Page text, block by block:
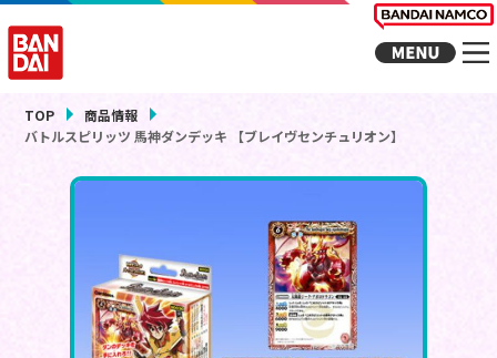
TOP
商品情報
バトルスピリッツ 馬神ダンデッキ 【ブレイヴセンチュリオン】